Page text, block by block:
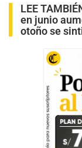
LEE
en junio
otoño se